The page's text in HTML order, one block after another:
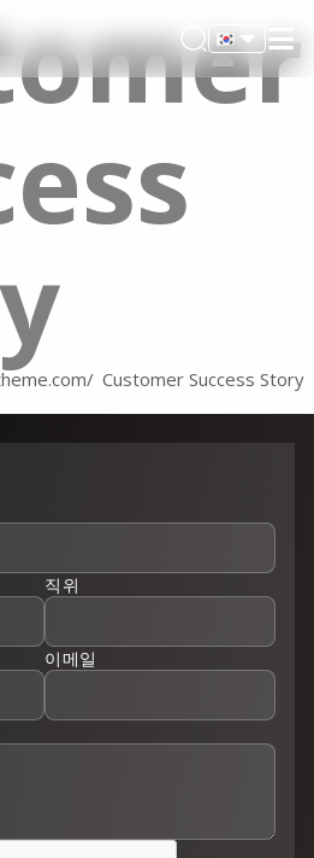
Customer Success Story
직위
이메일